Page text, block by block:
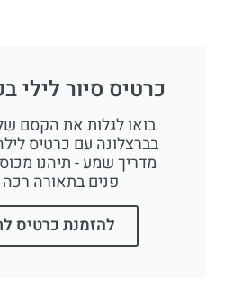
כרטיס סיור לילי
בואו לגלות את הקסם
בברצלונה עם כרטיס
מדריך שמע - תיהנו
פנים בתאורה
להזמנת כרטיס